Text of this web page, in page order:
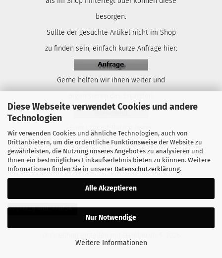
Diese Webseite verwendet Cookies und andere
Technologien
Wir verwenden Cookies und ähnliche Technologien, auch von
Drittanbietern, um die ordentliche Funktionsweise der Website zu
gewährleisten, die Nutzung unseres Angebotes zu analysieren und
Ihnen ein bestmögliches Einkaufserlebnis bieten zu können. Weitere
Informationen finden Sie in unserer Datenschutzerklärung.
Alle Akzeptieren
Nur Notwendige
Weitere Informationen
besorgen.
Sollte der gesuchte Artikel nicht im Shop
zu finden sein, einfach kurze Anfrage hier:
Gerne helfen wir ihnen weiter und
Vertrag widerrufen